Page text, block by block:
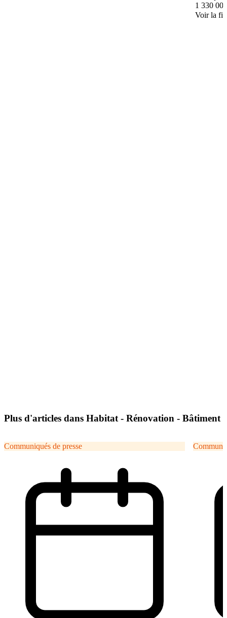
1 330
Voir la
Plus d'articles dans Habitat - Rénovation - Bâtiment
Communiqués de presse